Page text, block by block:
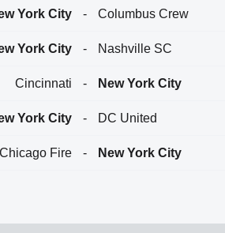
York City - Columbus Crew
York City - Nashville SC
Cincinnati - New York City
York City - DC United
Chicago Fire - New York City